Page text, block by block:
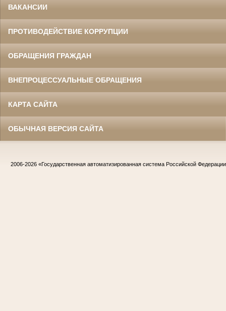
ВАКАНСИИ
ПРОТИВОДЕЙСТВИЕ КОРРУПЦИИ
ОБРАЩЕНИЯ ГРАЖДАН
ВНЕПРОЦЕССУАЛЬНЫЕ ОБРАЩЕНИЯ
КАРТА САЙТА
ОБЫЧНАЯ ВЕРСИЯ САЙТА
2006-2026 «Государственная автоматизированная система Российской